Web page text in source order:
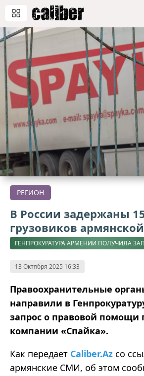
РЕГИОН
В России задержаны
грузовиков
ГЕНПРОКУРАТУРА АРМЕНИИ ПОЛУЧИЛА
13 Октября 2025 16:33
Правоохранительные
направили в
запрос о правовой помощи
компании «Спайка».
Как передает Caliber.Az со
армянские СМИ, об этом